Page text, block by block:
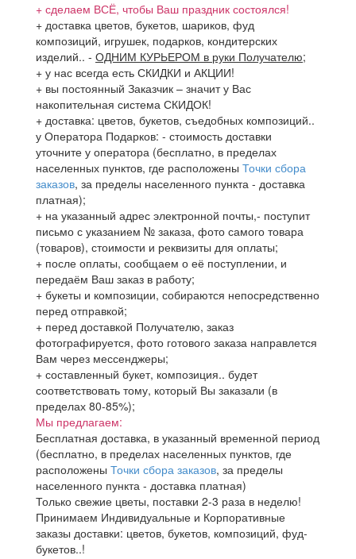
+ сделаем ВСЁ, чтобы Ваш праздник состоялся!
+ доставка цветов, букетов, шариков, фуд
композиций, игрушек, подарков, кондитерских
изделий.. - ОДНИМ КУРЬЕРОМ в руки Получателю;
+ у нас всегда есть СКИДКИ и АКЦИИ!
+ вы постоянный Заказчик – значит у Вас
накопительная система СКИДОК!
+ доставка: цветов, букетов, съедобных композиций..
у Оператора Подарков: - стоимость доставки
уточните у оператора (бесплатно, в пределах
населенных пунктов, где расположены Точки сбора
заказов, за пределы населенного пункта - доставка
платная);
+ на указанный адрес электронной почты,- поступит
письмо с указанием № заказа, фото самого товара
(товаров), стоимости и реквизиты для оплаты;
+ после оплаты, сообщаем о её поступлении, и
передаём Ваш заказ в работу;
+ букеты и композиции, собираются непосредственно
перед отправкой;
+ перед доставкой Получателю, заказ
фотографируется, фото готового заказа направлется
Вам через мессенджеры;
+ составленный букет, композиция.. будет
соответствовать тому, который Вы заказали (в
пределах 80-85%);
Мы предлагаем:
Бесплатная доставка, в указанный временной период
(бесплатно, в пределах населенных пунктов, где
расположены Точки сбора заказов, за пределы
населенного пункта - доставка платная)
Только свежие цветы, поставки 2-3 раза в неделю!
Принимаем Индивидуальные и Корпоративные
заказы доставки: цветов, букетов, композиций, фуд-
букетов..!